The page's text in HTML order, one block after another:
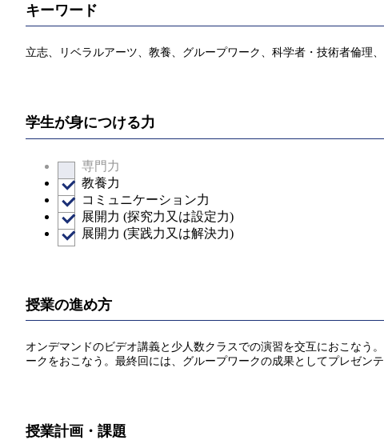
キーワード
立志、リベラルアーツ、教養、グループワーク、科学者・技術者倫理
学生が身につける力
専門力
教養力
コミュニケーション力
展開力 (探究力又は設定力)
展開力 (実践力又は解決力)
授業の進め方
オンデマンドのビデオ講義と少人数クラスでの演習を交互におこなう
ークをおこなう。最終回には、グループワークの成果としてプレゼンテ
授業計画・課題